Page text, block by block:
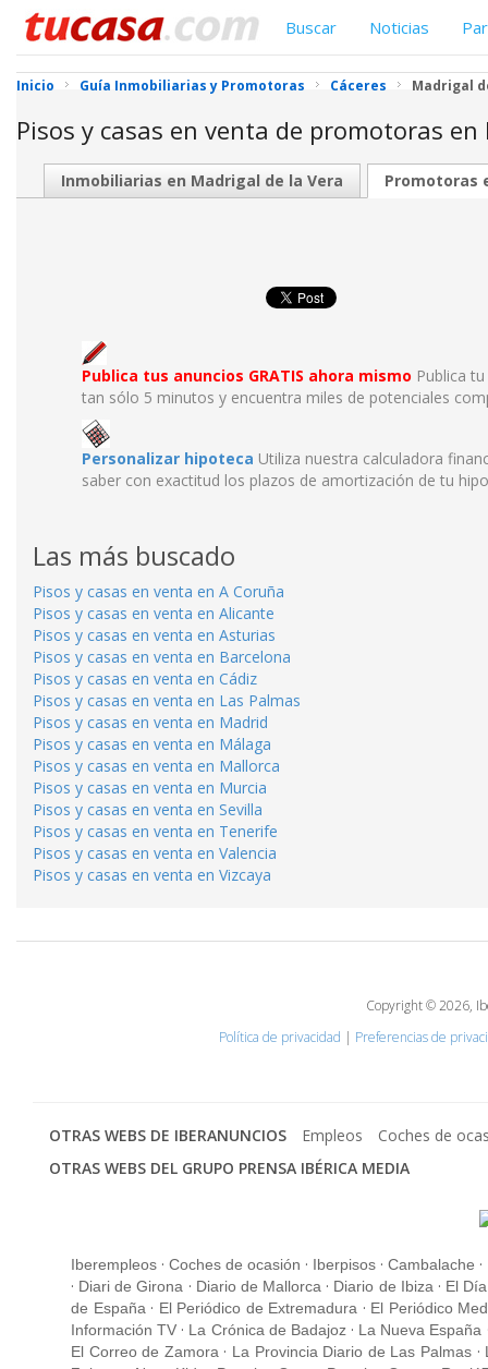
Buscar Noticias
Inicio Guía Inmobiliarias y Promotoras Cáceres Madrigal
Pisos y casas en venta de promotoras
Inmobiliarias en Madrigal de la Vera Promotoras
Publica tus anuncios GRATIS ahora mismo Publica
tan sólo 5 minutos y encuentra miles de potenciales
Personalizar hipoteca Utiliza nuestra calculadora
saber con exactitud los plazos de amortización de tu
Las más buscado
Pisos y casas en venta en A Coruña
Pisos y casas en venta en Alicante
Pisos y casas en venta en Asturias
Pisos y casas en venta en Barcelona
Pisos y casas en venta en Cádiz
Pisos y casas en venta en Las Palmas
Pisos y casas en venta en Madrid
Pisos y casas en venta en Málaga
Pisos y casas en venta en Mallorca
Pisos y casas en venta en Murcia
Pisos y casas en venta en Sevilla
Pisos y casas en venta en Tenerife
Pisos y casas en venta en Valencia
Pisos y casas en venta en Vizcaya
Copyright © 2026,
Política de privacidad | Preferencias de
OTRAS WEBS DE IBERANUNCIOS Empleos
Coches de
OTRAS WEBS DEL GRUPO PRENSA IBÉRICA MEDIA
Iberempleos ·Coches de ocasión · Iberpisos ·Cambalache ·
· Diari de Girona · Diario de Mallorca · Diario de Ibiza· El
de España· El Periódico de Extremadura · El Periódico
Información TV · La Crónica de Badajoz· La Nueva España
El Correo de Zamora· La Provincia Diario de Las Palmas ·